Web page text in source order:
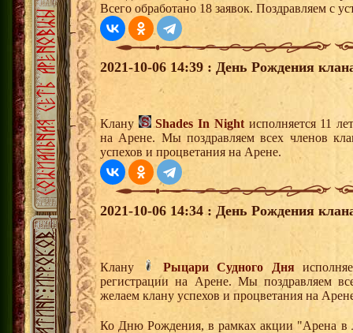
Всего обработано 18 заявок. Поздравляем с
2021-10-06 14:39 : День Рождения
Клану Shades In Nightисполняется 11
на Арене. Мы поздравляем всех членов
успехов и процветания на Арене.
2021-10-06 14:34 : День Рождения
Клану Рыцари Судного Дня
регистрации на Арене. Мы поздравляем
желаем клану успехов и процветания на
Ко Дню Рождения, в рамках акции "Арена в